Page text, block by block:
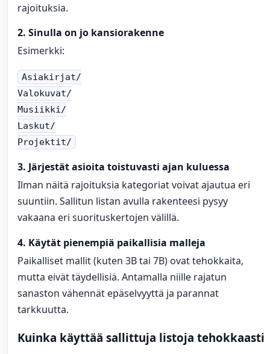
rajoituksia.
2. Sinulla on jo kansiorakenne
Esimerkki:
Asiakirjat/
Valokuvat/
Musiikki/
Laskut/
Projektit/
3. Järjestät asioita toistuvasti ajan kuluessa
Ilman näitä rajoituksia kategoriat voivat ajautua eri
suuntiin. Sallitun listan avulla rakenteesi pysyy
vakaana eri suorituskertojen välillä.
4. Käytät pienempiä paikallisia malleja
Paikalliset mallit (kuten 3B tai 7B) ovat tehokkaita,
mutta eivät täydellisiä. Antamalla niille rajatun
sanaston vähennät epäselvyyttä ja parannat
tarkkuutta.
Kuinka käyttää sallittuja listoja tehokkaasti